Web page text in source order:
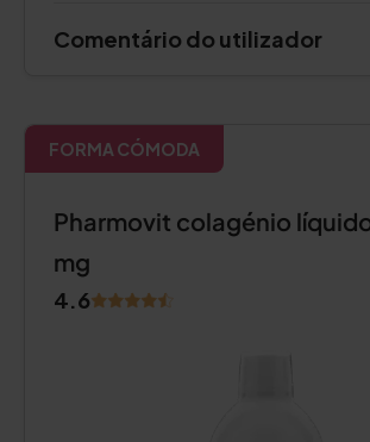
Comentário do utilizador
FORMA CÓMODA
Pharmovit colagénio
mg
4.6